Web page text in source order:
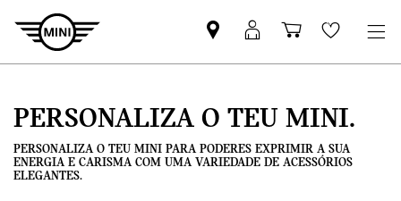
Pesquisar
parceiro
Iniciar
sessão
Carrinho
de
Wishlist
PERSONALIZA O TEU MINI.
PERSONALIZA O TEU MINI PARA PODERES EXPRIMIR A SUA
ENERGIA E CARISMA COM UMA VARIEDADE DE ACESSÓRIOS
ELEGANTES.